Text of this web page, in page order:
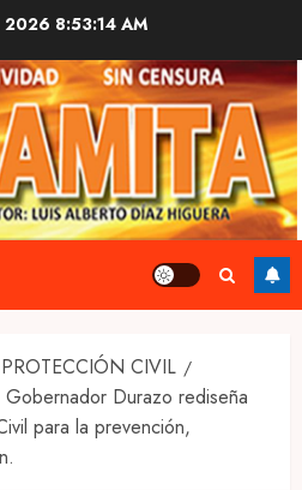
2026 8:53:15 AM
CIVIL
Durazo rediseña
para la prevención,